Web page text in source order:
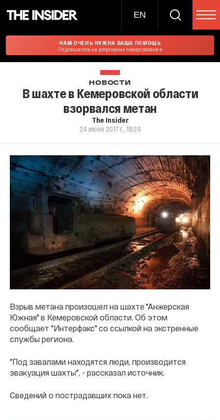
EN
НАМ ОЧЕНЬ НУЖНА ВАША ПОМОЩЬ
Подпишитесь на регулярные пожертвования
НОВОСТИ
В шахте в Кемеровской области
взорвался метан
The Insider
24 июля 2017 г., 18:24
Взрыв метана произошел на шахте "Анжерская
Южная" в Кемеровской области. Об этом
сообщает "Интерфакс" со ссылкой на экстренные
службы региона.
"Под завалами находятся люди, производится
эвакуация шахты", - рассказал источник.
Сведений о пострадавших пока нет.